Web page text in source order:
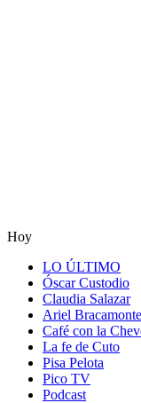
Hoy
LO ÚLTIMO
Óscar Custodio
Claudia Salazar
Ariel Bracamonte
Café con la
La fe de Cuto
Pisa Pelota
Pico TV
Podcast